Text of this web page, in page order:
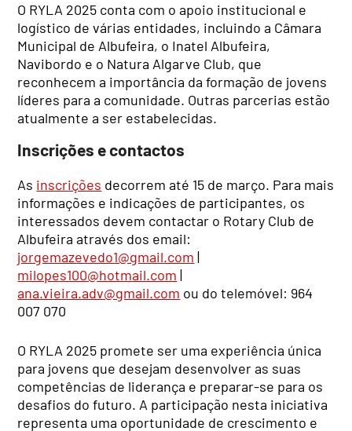
O RYLA 2025 conta com o apoio institucional e
logístico de várias entidades, incluindo a Câmara
Municipal de Albufeira, o Inatel Albufeira,
Navibordo e o Natura Algarve Club, que
reconhecem a importância da formação de jovens
líderes para a comunidade. Outras parcerias estão
atualmente a ser estabelecidas.
Inscrições e contactos
As inscrições decorrem até 15 de março. Para mais
informações e indicações de participantes, os
interessados devem contactar o Rotary Club de
Albufeira através dos email:
jorgemazevedo1@gmail.com |
milopes100@hotmail.com |
ana.vieira.adv@gmail.com ou do telemóvel: 964
007 070
O RYLA 2025 promete ser uma experiência única
para jovens que desejam desenvolver as suas
competências de liderança e preparar-se para os
desafios do futuro. A participação nesta iniciativa
representa uma oportunidade de crescimento e